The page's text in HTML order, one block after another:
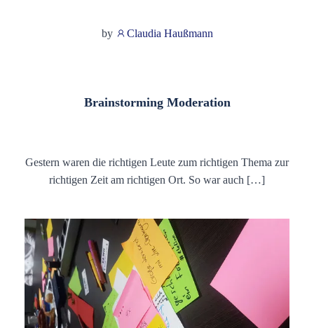
by Claudia Haußmann
Brainstorming Moderation
Gestern waren die richtigen Leute zum richtigen Thema zur
richtigen Zeit am richtigen Ort. So war auch […]